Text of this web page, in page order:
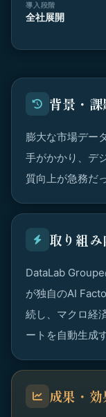
導入段階
全社展開
背景・課
膨大な市場デー
手がかかり、デ
質向上が急務だ
取り組
DataLab
が独自のAI
続し、マクロ経
ートを自動生成
成果・効